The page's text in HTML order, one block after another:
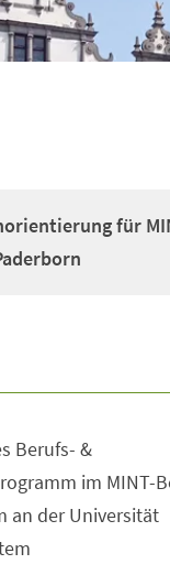
für
Berufs- &
im MINT-
an der Universität